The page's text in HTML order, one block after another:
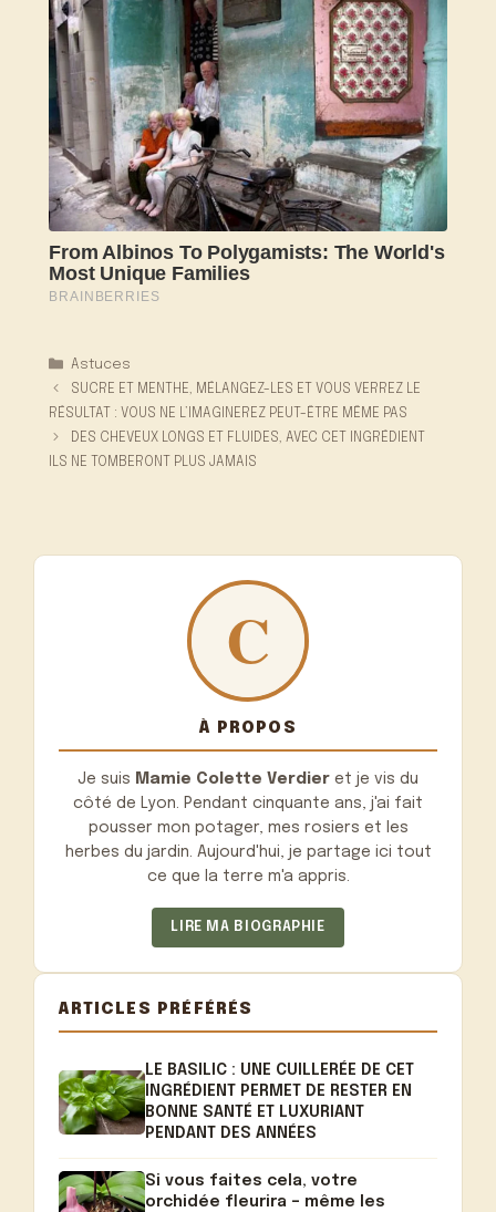
Catégories
Astuces
SUCRE ET MENTHE, MÉLANGEZ-LES ET VOUS VERREZ LE
RÉSULTAT : VOUS NE L’IMAGINEREZ PEUT-ÊTRE MÊME PAS
DES CHEVEUX LONGS ET FLUIDES, AVEC CET INGRÉDIENT
ILS NE TOMBERONT PLUS JAMAIS
À PROPOS
Je suis Mamie Colette Verdier et je vis du
côté de Lyon. Pendant cinquante ans, j'ai fait
pousser mon potager, mes rosiers et les
herbes du jardin. Aujourd'hui, je partage ici tout
ce que la terre m'a appris.
LIRE MA BIOGRAPHIE
ARTICLES PRÉFÉRÉS
LE BASILIC : UNE CUILLERÉE DE CET
INGRÉDIENT PERMET DE RESTER EN
BONNE SANTÉ ET LUXURIANT
PENDANT DES ANNÉES
Si vous faites cela, votre
orchidée fleurira – même les